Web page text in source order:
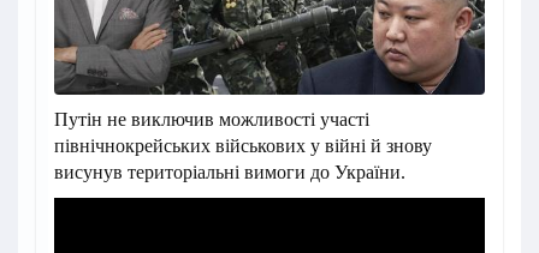
Путін не виключив можливості участі
північнокрейських військових у війні й знову
висунув територіальні вимоги до України.